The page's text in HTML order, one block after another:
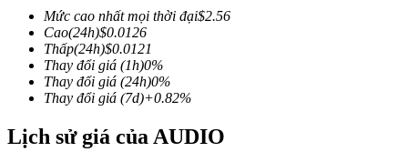
TradFi
Phái sinh cổ phiếu, ngoại hối, kim loại quý và hàng hóa
Mức cao nhất mọi thời đại$2.56
Cao(24h)$0.0126
Thấp(24h)$0.0121
Thay đổi giá (1h)0%
Thay đổi giá (24h)0%
Thay đổi giá (7d)+0.82%
Lịch sử giá của AUDIO